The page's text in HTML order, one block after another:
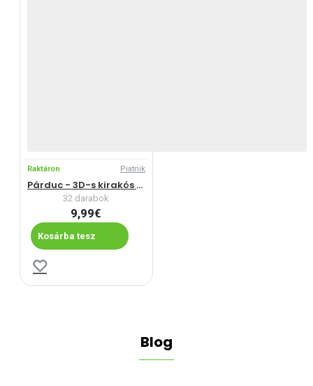
Raktáron Piatnik
Párduc - 3D-s kirakós játék
32 darabok
9,99€
Kosárba tesz
Blog